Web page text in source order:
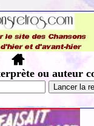
ou auteur